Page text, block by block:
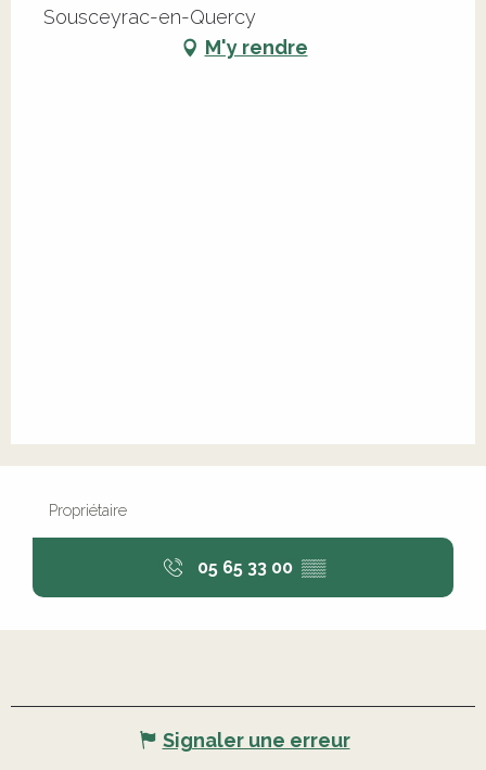
Sousceyrac-en-Quercy
M'y rendre
Propriétaire
05 65 33 00 ▒▒
Signaler une erreur